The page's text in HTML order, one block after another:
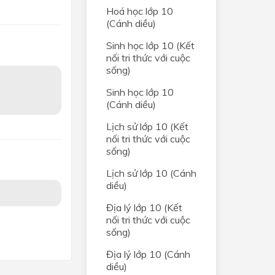
Hoá học lớp 10
(Cánh diều)
Sinh học lớp 10 (Kết
nối tri thức với cuộc
sống)
Sinh học lớp 10
(Cánh diều)
Lịch sử lớp 10 (Kết
nối tri thức với cuộc
sống)
Lịch sử lớp 10 (Cánh
diều)
Địa lý lớp 10 (Kết
nối tri thức với cuộc
sống)
Địa lý lớp 10 (Cánh
diều)